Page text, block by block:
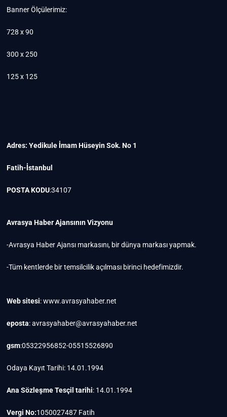
Banner Ölçülerimiz:
728 x 90
300 x 250
125 x 125
Adres: Yedikule İmam Hüseyin Sok. No 1
Fatih-İstanbul
POSTA KODU:34107
Avrasya Haber Ajansının Vizyonu
-Avrasya Haber Ajansı markasını, bir dünya markası yapmak.
-Tüm kentlerde bir temsilcilik açılması birinci hedefimizdir.
Web sitesi: www.avrasyahaber.net
eposta: avrasyahaber@avrasyahaber.net
gsm:05322956852-05515526890
Odaya Kayıt Tarihi: 14.01.1994
Ana Sözleşme Tesçil tarihi: 14.01.1994
Vergi No:1050027487 Fatih